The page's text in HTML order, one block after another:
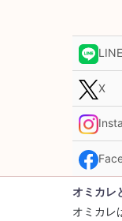
LINE
X
オミカレ
オミカレ